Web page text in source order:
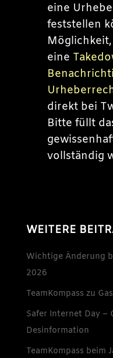
eine
feststellen
eine
direkt bei
Bitte füllt
vollständig
WEITERE
Wichtige Änderung
2026
TeamKompass zu
Safer Internet Day –
Desinformation
TeamKompass beim